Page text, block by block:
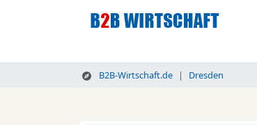
B2B-Wirtschaft.de Dresden